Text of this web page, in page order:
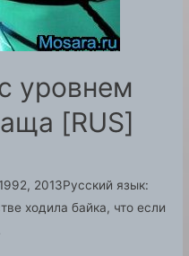
уровнем
[RUS]
2013Русский язык:
ходила байка, что если